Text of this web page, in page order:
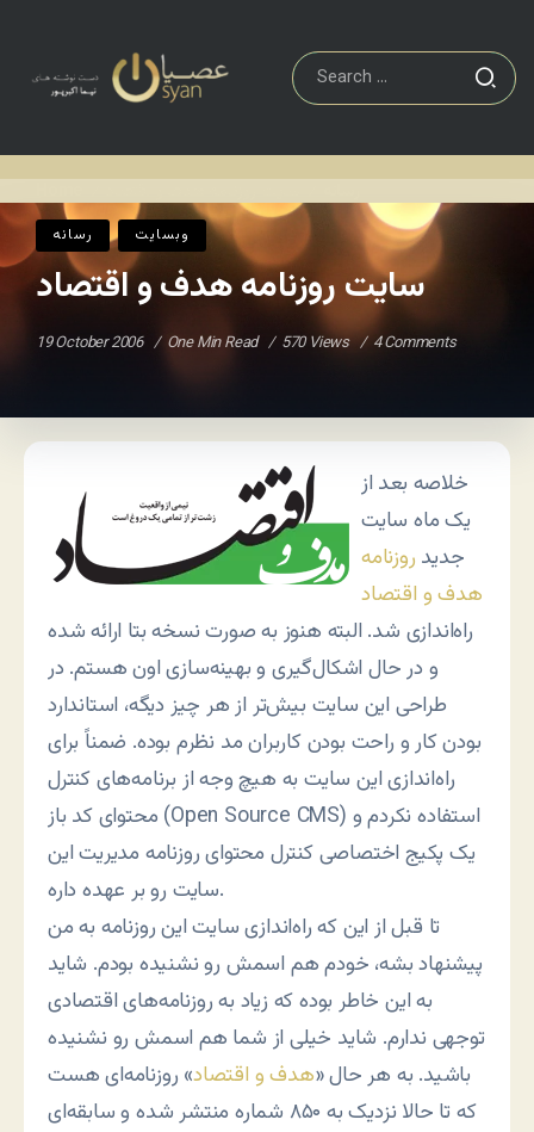
رسانه وبسایت
سایت روزنامه هدف و اقتصاد
19 October 2006 One Min Read 570 Views 4 Comments
خلاصه بعد از
یک ماه سایت
جدید روزنامه
هدف و اقتصاد
راه‌اندازی شد. البته هنوز به صورت نسخه بتا ارائه شده
و در حال اشکال‌گیری و بهینه‌سازی اون هستم. در
طراحی این سایت بیش‌تر از هر چیز دیگه، استاندارد
بودن کار و راحت بودن کاربران مد نظرم بوده. ضمناً برای
راه‌اندازی این سایت به هیچ وجه از برنامه‌های کنترل
محتوای کد باز (Open Source CMS) استفاده نکردم و
یک پکیج اختصاصی کنترل محتوای روزنامه مدیریت این
سایت رو بر عهده داره.
تا قبل از این که راه‌اندازی سایت این روزنامه به من
پیشنهاد بشه، خودم هم اسمش رو نشنیده بودم. شاید
به این خاطر بوده که زیاد به روزنامه‌های اقتصادی
توجهی ندارم. شاید خیلی از شما هم اسمش رو نشنیده
باشید. به هر حال «هدف و اقتصاد» روزنامه‌ای هست
که تا حالا نزدیک به ۸۵۰ شماره منتشر شده و سابقه‌ای